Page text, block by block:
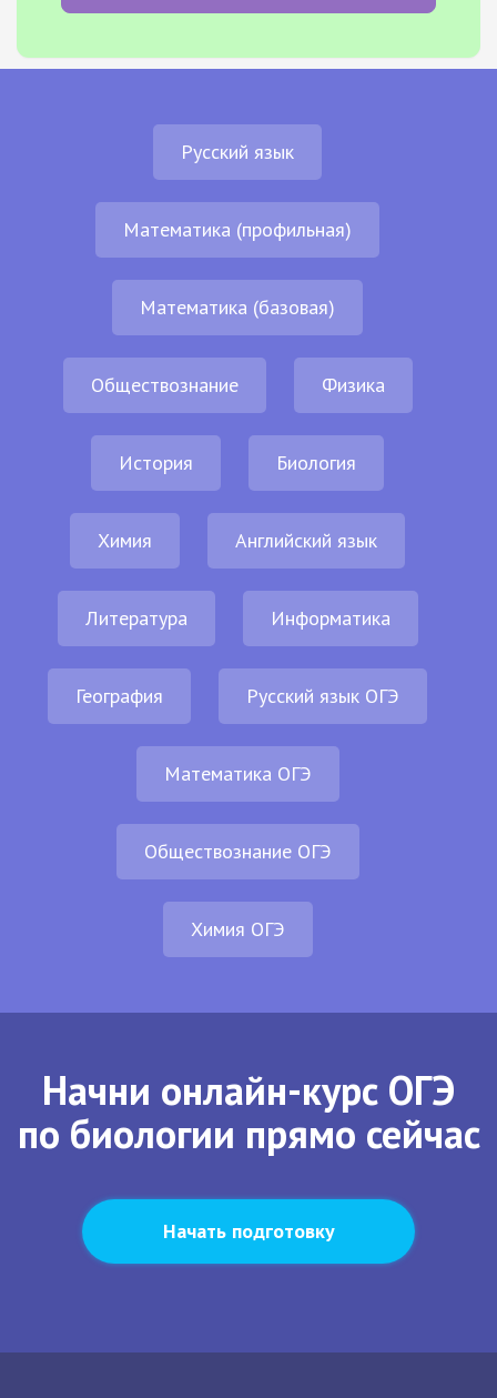
Русский язык
Математика (профильная)
Математика (базовая)
Обществознание Физика
История Биология
Химия Английский язык
Литература Информатика
География Русский язык ОГЭ
Математика ОГЭ
Обществознание ОГЭ
Химия ОГЭ
Начни онлайн-курс ОГЭ
по биологии прямо сейчас
Начать подготовку